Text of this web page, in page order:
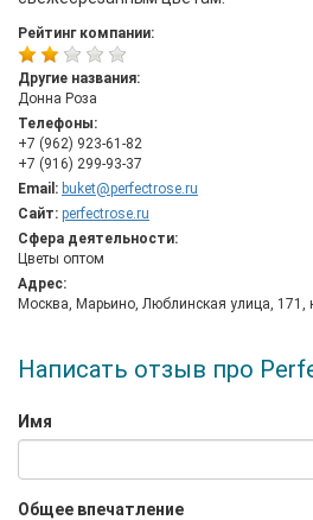
Рейтинг компании:
Другие названия:
Донна Роза
Телефоны:
+7 (962) 923-61-82
+7 (916) 299-93-37
Email: buket@perfectrose.ru
Сайт: perfectrose.ru
Сфера деятельности:
Цветы оптом
Адрес:
Москва, Марьино, Люблинская улица, 171,
Написать отзыв про
Имя
Общее впечатление